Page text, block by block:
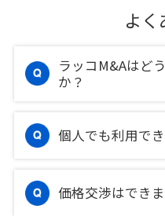
よ
ラッコM&Aはど
か？
個人でも利用で
価格交渉はでき